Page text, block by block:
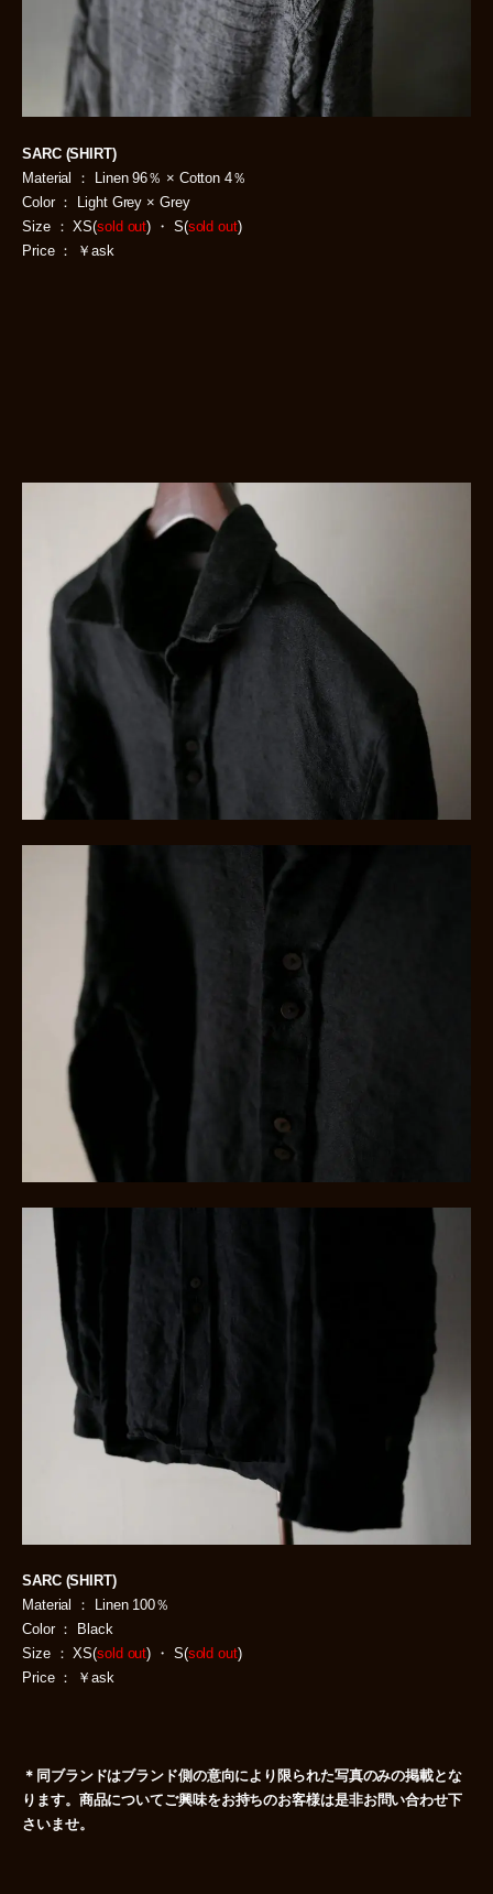
SARC (SHIRT)
Material ： Linen 96％ × Cotton 4％
Color ： Light Grey × Grey
Size ： XS(sold out) ・ S(sold out)
Price ： ￥ask
SARC (SHIRT)
Material ： Linen 100％
Color ： Black
Size ： XS(sold out) ・ S(sold out)
Price ： ￥ask
＊同ブランドはブランド側の意向により限られた写真のみの掲載とな
ります。 商品についてご興味をお持ちのお客様は是非お問い合わせ下
さいませ。